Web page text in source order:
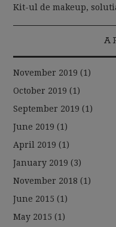
Kit-ul de makeup,
November 2019 (1)
October 2019 (1)
September 2019 (1)
June 2019 (1)
April 2019 (1)
January 2019 (3)
November 2018 (1)
June 2015 (1)
May 2015 (1)